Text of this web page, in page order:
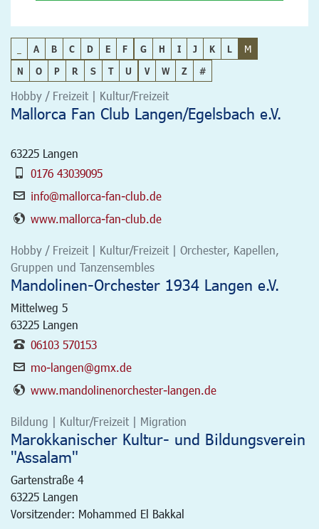
A B C D E F G H I J K L
M
N
O P R S T U V W Z #
Hobby / Freizeit | Kultur/Freizeit
Mallorca Fan Club Langen/Egelsbach e.V.
63225 Langen
0176 43039095
info@mallorca-fan-club.de
www.mallorca-fan-club.de
Hobby / Freizeit | Kultur/Freizeit | Orchester, Kapellen,
Gruppen und Tanzensembles
Mandolinen-Orchester 1934 Langen e.V.
Mittelweg 5
63225 Langen
06103 570153
mo-langen@gmx.de
www.mandolinenorchester-langen.de
Bildung | Kultur/Freizeit | Migration
Marokkanischer Kultur- und Bildungsverein
"Assalam"
Gartenstraße 4
63225 Langen
Vorsitzender: Mohammed El Bakkal